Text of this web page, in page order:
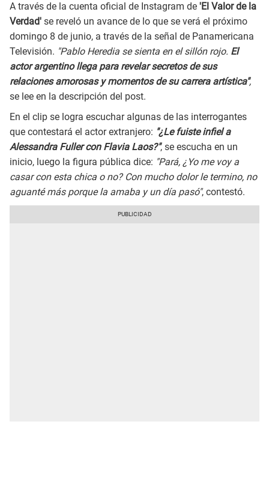
A través de la cuenta oficial de Instagram de 'El Valor de la
Verdad' se reveló un avance de lo que se verá el próximo
domingo 8 de junio, a través de la señal de Panamericana
Televisión. "Pablo Heredia se sienta en el sillón rojo. El
actor argentino llega para revelar secretos de sus
relaciones amorosas y momentos de su carrera artística",
se lee en la descripción del post.
En el clip se logra escuchar algunas de las interrogantes
que contestará el actor extranjero: "¿Le fuiste infiel a
Alessandra Fuller con Flavia Laos?", se escucha en un
inicio, luego la figura pública dice: "Pará, ¿Yo me voy a
casar con esta chica o no? Con mucho dolor le termino, no
aguanté más porque la amaba y un día pasó", contestó.